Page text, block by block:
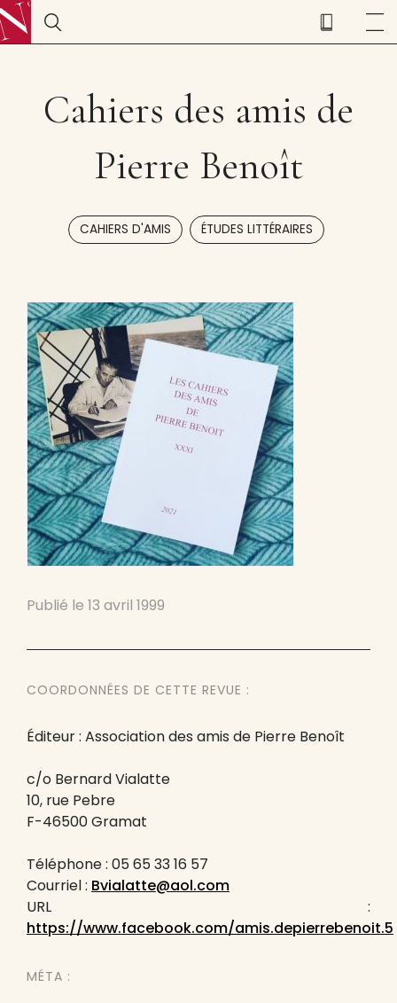
Cahiers des amis de
Pierre Benoît
CAHIERS D'AMIS ÉTUDES LITTÉRAIRES
Publié le 13 avril 1999
COORDONNÉES DE CETTE REVUE :
Éditeur : Association des amis de Pierre Benoît
c/o Bernard Vialatte
10, rue Pebre
F-46500 Gramat
Téléphone : 05 65 33 16 57
Courriel : Bvialatte@aol.com
URL :
https://www.facebook.com/amis.depierrebenoit.5
MÉTA :